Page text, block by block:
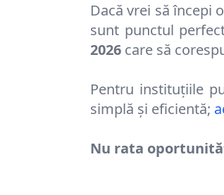
Dacă vrei să începi
sunt punctul
2026 care să
Pentru instituțiile
simplă și eficientă;
Nu rata